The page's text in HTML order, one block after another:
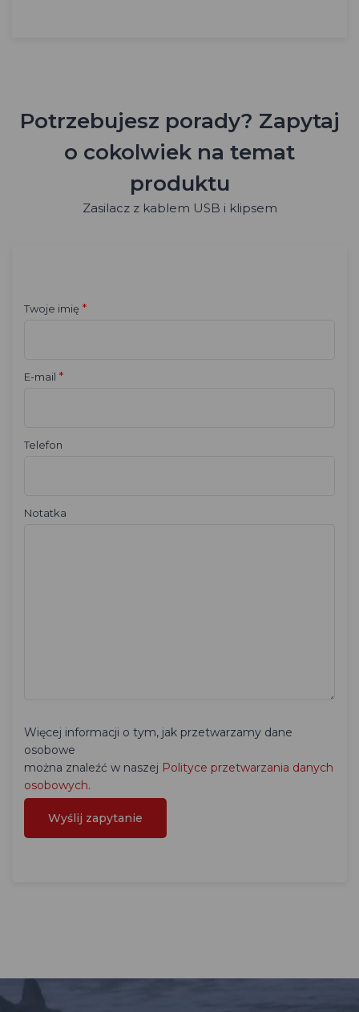
Potrzebujesz porady? Zapytaj
o cokolwiek na temat
produktu
Zasilacz z kablem USB i klipsem
Twoje imię *
E-mail *
Telefon
Notatka
Więcej informacji o tym, jak przetwarzamy dane
osobowe
można znaleźć w naszej Polityce przetwarzania danych
osobowych.